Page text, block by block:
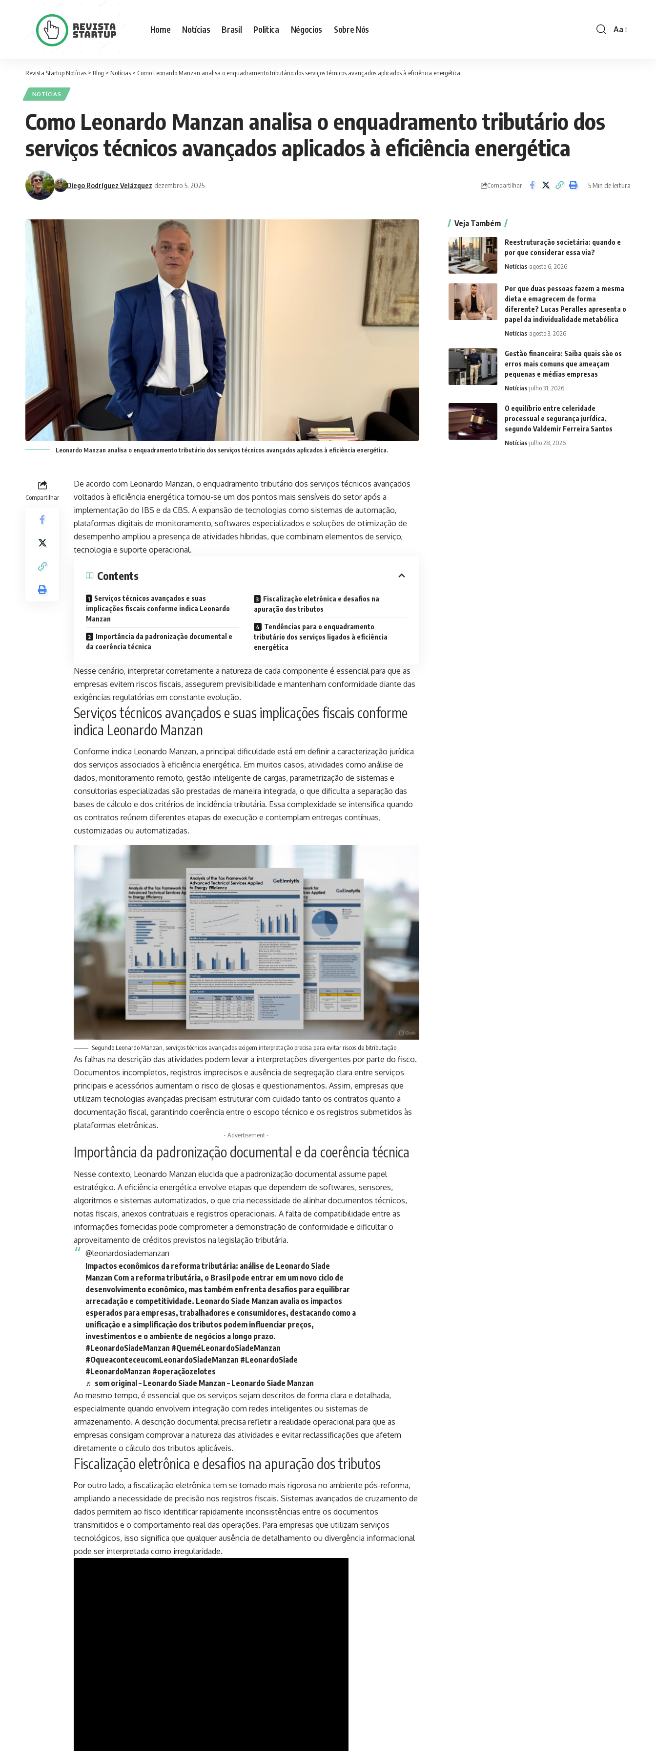
Home Notícias Brasil Politica Négocios Sobre Nós
Font
Aa
Revista Startup Notícias > Blog > Notícias > Como Leonardo Manzan analisa o enquadramento tributário dos serviços técnicos avançados aplicados à eficiência energética
NOTÍCIAS
Como Leonardo Manzan analisa o enquadramento tributário dos
serviços técnicos avançados aplicados à eficiência energética
Diego Rodríguez Velázquez dezembro 5, 2025 Compartilhar 5 Min de leitura
Leonardo Manzan analisa o enquadramento tributário dos serviços técnicos avançados aplicados à eficiência energética.
Compartilhar
De acordo com Leonardo Manzan, o enquadramento tributário dos serviços técnicos avançados
voltados à eficiência energética tornou-se um dos pontos mais sensíveis do setor após a
implementação do IBS e da CBS. A expansão de tecnologias como sistemas de automação,
plataformas digitais de monitoramento, softwares especializados e soluções de otimização de
desempenho ampliou a presença de atividades híbridas, que combinam elementos de serviço,
tecnologia e suporte operacional.
Contents
Serviços técnicos avançados e suas
implicações fiscais conforme indica Leonardo
Manzan
Importância da padronização documental e
da coerência técnica
Fiscalização eletrônica e desafios na
apuração dos tributos
Tendências para o enquadramento
tributário dos serviços ligados à eficiência
energética
Nesse cenário, interpretar corretamente a natureza de cada componente é essencial para que as
empresas evitem riscos fiscais, assegurem previsibilidade e mantenham conformidade diante das
exigências regulatórias em constante evolução.
Serviços técnicos avançados e suas implicações fiscais conforme
indica Leonardo Manzan
Conforme indica Leonardo Manzan, a principal dificuldade está em definir a caracterização jurídica
dos serviços associados à eficiência energética. Em muitos casos, atividades como análise de
dados, monitoramento remoto, gestão inteligente de cargas, parametrização de sistemas e
consultorias especializadas são prestadas de maneira integrada, o que dificulta a separação das
bases de cálculo e dos critérios de incidência tributária. Essa complexidade se intensifica quando
os contratos reúnem diferentes etapas de execução e contemplam entregas contínuas,
customizadas ou automatizadas.
Segundo Leonardo Manzan, serviços técnicos avançados exigem interpretação precisa para evitar riscos de bitributação.
As falhas na descrição das atividades podem levar a interpretações divergentes por parte do fisco.
Documentos incompletos, registros imprecisos e ausência de segregação clara entre serviços
principais e acessórios aumentam o risco de glosas e questionamentos. Assim, empresas que
utilizam tecnologias avançadas precisam estruturar com cuidado tanto os contratos quanto a
documentação fiscal, garantindo coerência entre o escopo técnico e os registros submetidos às
plataformas eletrônicas.
- Advertisement -
Importância da padronização documental e da coerência técnica
Nesse contexto, Leonardo Manzan elucida que a padronização documental assume papel
estratégico. A eficiência energética envolve etapas que dependem de softwares, sensores,
algoritmos e sistemas automatizados, o que cria necessidade de alinhar documentos técnicos,
notas fiscais, anexos contratuais e registros operacionais. A falta de compatibilidade entre as
informações fornecidas pode comprometer a demonstração de conformidade e dificultar o
aproveitamento de créditos previstos na legislação tributária.
@leonardosiademanzan
Impactos econômicos da reforma tributária: análise de Leonardo Siade
Manzan Com a reforma tributária, o Brasil pode entrar em um novo ciclo de
desenvolvimento econômico, mas também enfrenta desafios para equilibrar
arrecadação e competitividade. Leonardo Siade Manzan avalia os impactos
esperados para empresas, trabalhadores e consumidores, destacando como a
unificação e a simplificação dos tributos podem influenciar preços,
investimentos e o ambiente de negócios a longo prazo.
#LeonardoSiadeManzan #QueméLeonardoSiadeManzan
#OqueaconteceucomLeonardoSiadeManzan #LeonardoSiade
#LeonardoManzan #operaçãozelotes
♬ som original – Leonardo Siade Manzan – Leonardo Siade Manzan
Ao mesmo tempo, é essencial que os serviços sejam descritos de forma clara e detalhada,
especialmente quando envolvem integração com redes inteligentes ou sistemas de
armazenamento. A descrição documental precisa refletir a realidade operacional para que as
empresas consigam comprovar a natureza das atividades e evitar reclassificações que afetem
diretamente o cálculo dos tributos aplicáveis.
Fiscalização eletrônica e desafios na apuração dos tributos
Por outro lado, a fiscalização eletrônica tem se tornado mais rigorosa no ambiente pós-reforma,
ampliando a necessidade de precisão nos registros fiscais. Sistemas avançados de cruzamento de
dados permitem ao fisco identificar rapidamente inconsistências entre os documentos
transmitidos e o comportamento real das operações. Para empresas que utilizam serviços
tecnológicos, isso significa que qualquer ausência de detalhamento ou divergência informacional
pode ser interpretada como irregularidade.
Veja Também
Reestruturação societária: quando e
por que considerar essa via?
Notícias agosto 6, 2026
Por que duas pessoas fazem a mesma
dieta e emagrecem de forma
diferente? Lucas Peralles apresenta o
papel da individualidade metabólica
Notícias agosto 3, 2026
Gestão financeira: Saiba quais são os
erros mais comuns que ameaçam
pequenas e médias empresas
Notícias julho 31, 2026
O equilíbrio entre celeridade
processual e segurança jurídica,
segundo Valdemir Ferreira Santos
Notícias julho 28, 2026